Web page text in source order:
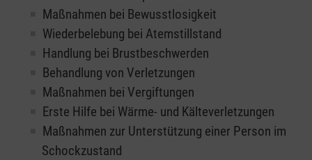
Maßnahmen bei Bewusstlosigkeit
Wiederbelebung bei Atemstillstand
Handlung bei Brustbeschwerden
Behandlung von Verletzungen
Maßnahmen bei Vergiftungen
Erste Hilfe bei Wärme- und Kälteverletzungen
Maßnahmen zur Unterstützung einer Person im
Schockzustand